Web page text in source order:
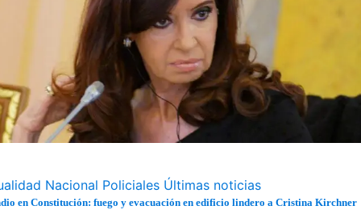
Nacional Policiales Últimas noticias
en Constitución: fuego y evacuación en edificio lindero a Cristina Kirchner